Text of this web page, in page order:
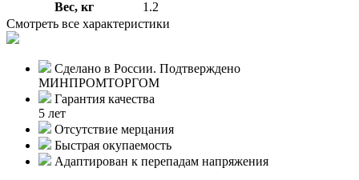
Вес, кг
1.2
Смотреть все характеристики
Сделано в России. Подтверждено
МИНПРОМТОРГОМ
Гарантия качества
5 лет
Отсутствие мерцания
Быстрая окупаемость
Адаптирован к перепадам напряжения